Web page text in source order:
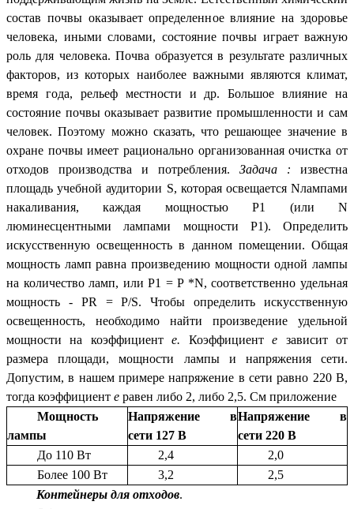
состав почвы оказывает определенное влияние на здоровье
человека, иными словами, состояние почвы играет важную
роль для человека. Почва образуется в результате различных
факторов, из которых наиболее важными являются климат,
время года, рельеф местности и др. Большое влияние на
состояние почвы оказывает развитие промышленности и сам
человек. Поэтому можно сказать, что решающее значение в
охране почвы имеет рационально организованная очистка от
отходов производства и потребления. Задача : известна
площадь учебной аудитории S, которая освещается Nлампами
накаливания, каждая мощностью P1 (или N
люминесцентными лампами мощности P1). Определить
искусственную освещенность в данном помещении. Общая
мощность ламп равна произведению мощности одной лампы
на количество ламп, или P1 = P *N, соответственно удельная
мощность - PR = P/S. Чтобы определить искусственную
освещенность, необходимо найти произведение удельной
мощности на коэффициенте. Коэффициенте зависит от
размера площади, мощности лампы и напряжения сети.
Допустим, в нашем примере напряжение в сети равно 220 В,
тогда коэффициент е равен либо 2, либо 2,5. См приложение
Мощность
лампы
Напряжение в
сети 127 В
Напряжение в
сети 220 В
До 110 Вт
2,4
2,0
Более 100 Вт
3,2
2,5
Контейнеры для отходов.